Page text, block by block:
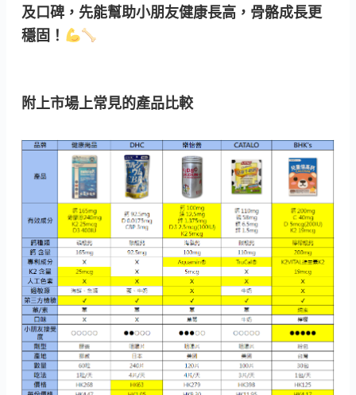
及口碑，先能幫助小朋友健康長高，骨骼成長更
穩固！
附上市場上常見的產品比較